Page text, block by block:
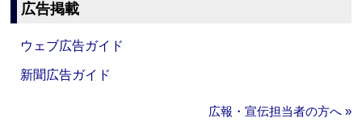
広告掲載
ウェブ広告ガイド
新聞広告ガイド
広報・宣伝担当者の方へ »